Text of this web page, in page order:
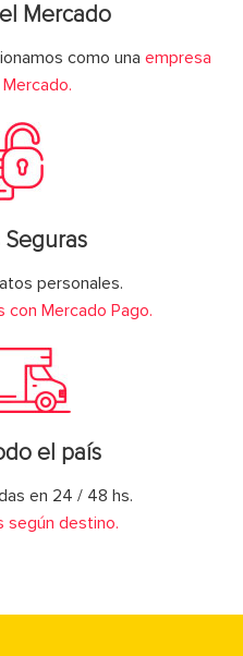
Mercado
como una empresa
personales.
con Mercado Pago.
el país
en 24 / 48 hs.
según destino.